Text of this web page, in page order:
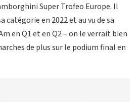
Super Trofeo Europe. Il
catégorie en 2022 et au vu de sa
en Q1 et en Q2 – on le verrait bien
de plus sur le podium final en